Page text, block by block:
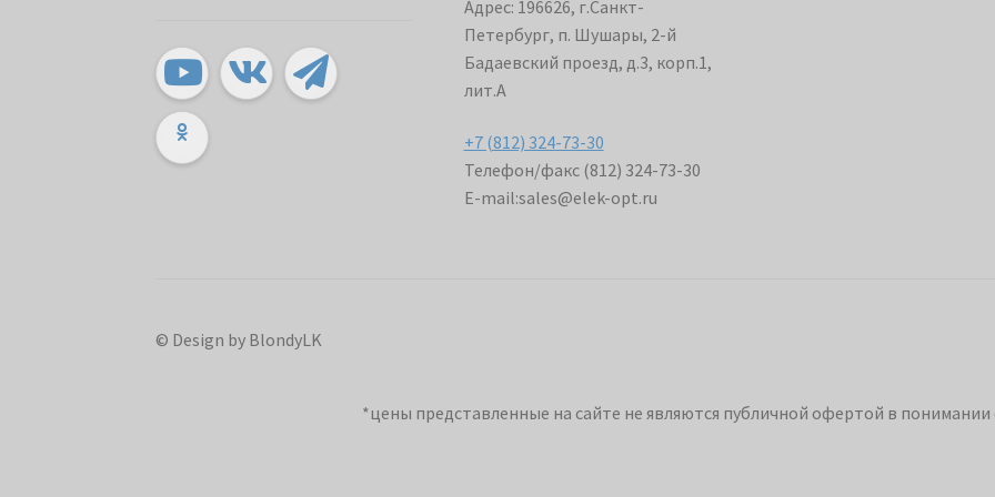
Адрес: 196626, г.Санкт-
Петербург, п. Шушары, 2-й
Бадаевский проезд, д.3, корп.1,
лит.А
+7 (812) 324-73-30
Телефон/факс (812) 324-73-30
E-mail:sales@elek-opt.ru
© Design by BlondyLK
*цены представленные на сайте не являются публичной офертой в понимании